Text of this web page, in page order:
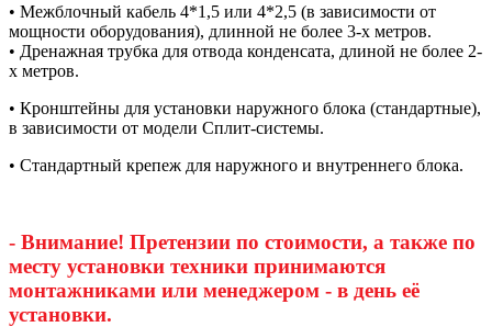
• Межблочный кабель 4*1,5 или 4*2,5 (в зависимости от
мощности оборудования), длинной не более 3-х метров.
• Дренажная трубка для отвода конденсата, длиной не более 2-
х метров.
• Кронштейны для установки наружного блока (стандартные),
в зависимости от модели Сплит-системы.
• Стандартный крепеж для наружного и внутреннего блока.
- Внимание! Претензии по стоимости, а также по
месту установки техники принимаются
монтажниками или менеджером - в день её
установки.